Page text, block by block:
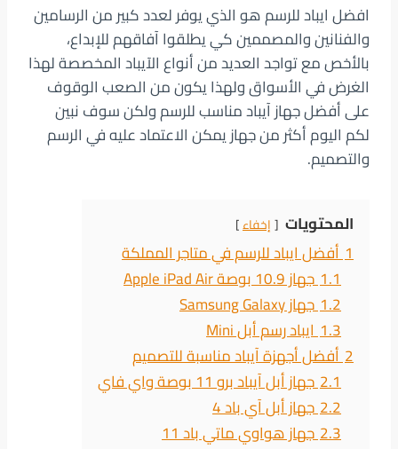
افضل ايباد للرسم هو الذي يوفر لعدد كبير من الرسامين
والفنانين والمصممين كي يطلقوا آفاقهم للإبداع،
بالأخص مع تواجد العديد من أنواع الآيباد المخصصة لهذا
الغرض في الأسواق ولهذا يكون من الصعب الوقوف
على أفضل جهاز آيباد مناسب للرسم ولكن سوف نبين
لكم اليوم أكثر من جهاز يمكن الاعتماد عليه في الرسم
والتصميم.
المحتويات إخفاء
1أفضل ايباد للرسم في متاجر المملكة
1.1جهاز 10.9 بوصة Apple iPad Air
1.2جهاز Samsung Galaxy
1.3ايباد رسم أبل Mini
2أفضل أجهزة آيباد مناسبة للتصميم
2.1جهاز أبل آيباد برو 11 بوصة واي فاي
2.2جهاز أبل آي باد 4
2.3جهاز هواوي ماتي باد 11